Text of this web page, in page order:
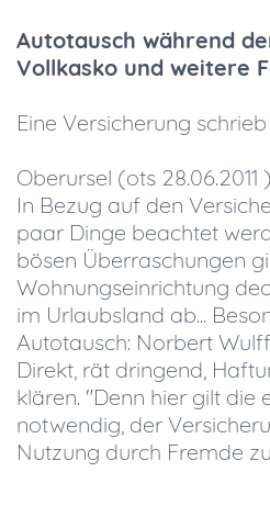
Autotausch während
Vollkasko und weitere
Eine Versicherung
Oberursel (ots
In Bezug auf den
paar Dinge beachtet
bösen Überraschungen
Wohnungseinrichtung
im Urlaubsland ab...
Autotausch: Norbert
Direkt, rät dringend,
klären. "Denn hier gilt die
notwendig, der
Nutzung durch Fremde